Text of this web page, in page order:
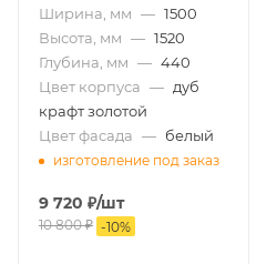
Ширина, мм — 1500
Высота, мм — 1520
Глубина, мм — 440
Цвет корпуса — дуб
крафт золотой
Цвет фасада — белый
изготовление под заказ
9 720 ₽/шт
10 800₽ -10%